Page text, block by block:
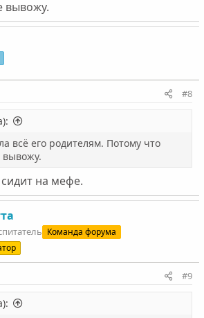
вывожу.
#8
всё его родителям. Потому что
на мефе.
Команда форума
#9